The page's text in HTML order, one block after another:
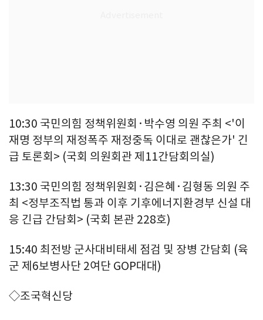
10:30 국민의힘 정책위원회·박수영 의원 주최 <'이
재명 정부의 재정폭주 재정중독 이대로 괜찮은가' 긴
급 토론회> (국회 의원회관 제11간담회의실)
13:30 국민의힘 정책위원회·김은혜·김형동 의원 주
최 <정부조직법 통과 이후 기후에너지환경부 신설 대
응 긴급 간담회> (국회 본관 228호)
15:40 최전방 군사대비태세 점검 및 장병 간담회 (육
군 제6보병사단 2여단 GOP대대)
◇조국혁신당